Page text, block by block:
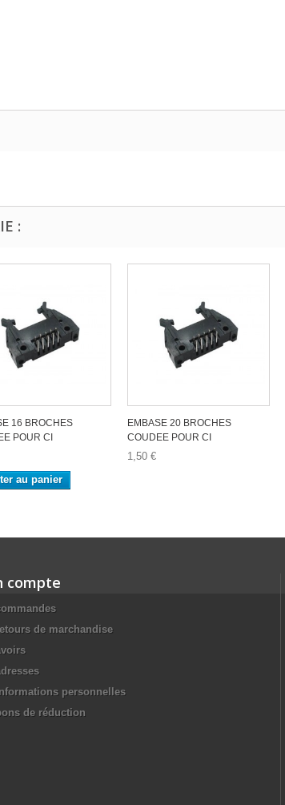
:
16 BROCHES
POUR CI
au panier
EMBASE 20 BROCHES
COUDEE POUR CI
1,50 €
compte
de marchandise
personnelles
de réduction